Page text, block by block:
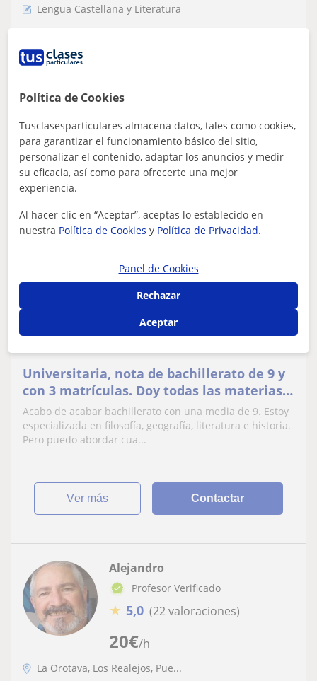
Lengua Castellana y Literatura
en mi tiempo libre, ayudo con algunas
aprendizaje de mis alumnos. Mis clases son dinámicas,
ver más Contactar
10 /h
Nira
Los Realejos, Santa Cruz De T...
Lengua Castellana y Literatura
Universitaria, nota de bachillerato de 9 y
con 3 matrículas. Doy todas las materias
menos matemáticas
Acabo de acabar bachillerato con una media de 9. Estoy
especializada en filosofía, geografía, literatura e historia.
Pero puedo abordar cua...
ver más Contactar
20€/h
Alejandro
Profesor Verificado
★ 5,0 (22 valoraciones)
La Orotava, Los Realejos, Pue...
Política de Cookies
Tusclasesparticulares almacena datos, tales como cookies,
para garantizar el funcionamiento básico del sitio,
personalizar el contenido, adaptar los anuncios y medir
su eficacia, así como para ofrecerte una mejor
experiencia.
Al hacer clic en “Aceptar”, aceptas lo establecido en
nuestra Política de Cookies y Política de Privacidad.
Panel de Cookies
Rechazar
Aceptar